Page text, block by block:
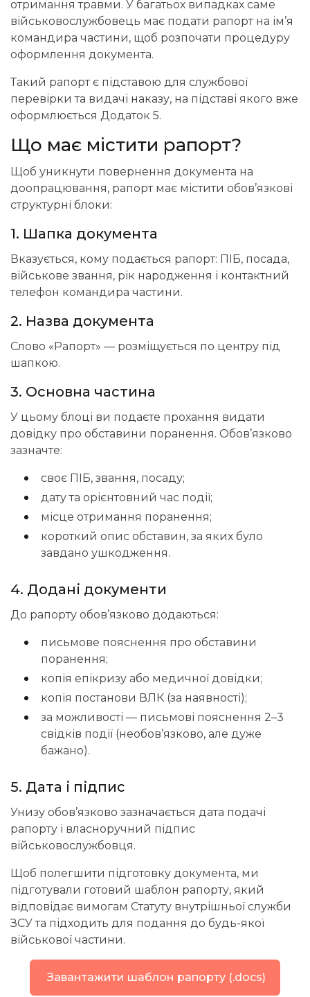
отримання травми. У багатьох випадках саме
військовослужбовець має подати рапорт на ім’я
командира частини, щоб розпочати процедуру
оформлення документа.
Такий рапорт є підставою для службової
перевірки та видачі наказу, на підставі якого вже
оформлюється Додаток 5.
Що має містити рапорт?
Щоб уникнути повернення документа на
доопрацювання, рапорт має містити обов’язкові
структурні блоки:
1. Шапка документа
Вказується, кому подається рапорт: ПІБ, посада,
військове звання, рік народження і контактний
телефон командира частини.
2. Назва документа
Слово «Рапорт» — розміщується по центру під
шапкою.
3. Основна частина
У цьому блоці ви подаєте прохання видати
довідку про обставини поранення. Обов’язково
зазначте:
своє ПІБ, звання, посаду;
дату та орієнтовний час події;
місце отримання поранення;
короткий опис обставин, за яких було
завдано ушкодження.
4. Додані документи
До рапорту обов’язково додаються:
письмове пояснення про обставини
поранення;
копія епікризу або медичної довідки;
копія постанови ВЛК (за наявності);
за можливості — письмові пояснення 2–3
свідків події (необов’язково, але дуже
бажано).
5. Дата і підпис
Унизу обов’язково зазначається дата подачі
рапорту і власноручний підпис
військовослужбовця.
Щоб полегшити підготовку документа, ми
підготували готовий шаблон рапорту, який
відповідає вимогам Статуту внутрішньої служби
ЗСУ та підходить для подання до будь-якої
військової частини.
Завантажити шаблон рапорту (.docs)